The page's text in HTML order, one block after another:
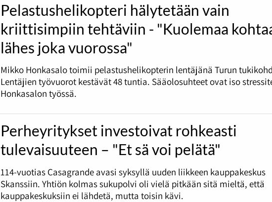
Pelastushelikopteri hälytetään vain
kriittisimpiin tehtäviin - "Kuolemaa
lähes joka vuorossa"
Mikko Honkasalo toimii pelastushelikopterin lentäjänä Turun
Lentäjien työvuorot kestävät 48 tuntia. Sääolosuhteet ovat iso
Honkasalon työssä.
Perheyritykset investoivat rohkeasti
tulevaisuuteen – "Et sä voi pelätä"
114-vuotias Casagrande avasi syksyllä uuden liikkeen kauppakeskus
Skanssiin. Yhtiön kolmas sukupolvi oli vielä pitkään sitä mieltä, että
kauppakeskuksiin ei lähdetä, mutta toisin kävi.